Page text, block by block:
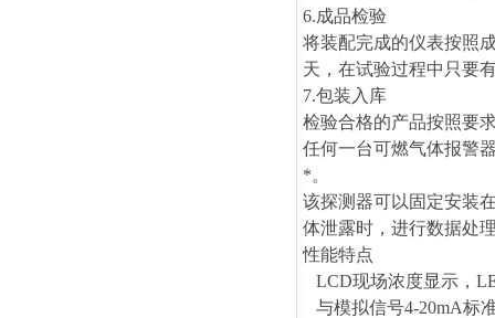
6.成品检验
将装配完成的仪表按照
天，在试验过程中只要
7.包装入库
检验合格的产品按照要
任何一台可燃气体报警
*。
该探测器可以固定安装
体泄露时，进行数据处
性能特点
LCD现场浓度显示，
与模拟信号4-20mA标